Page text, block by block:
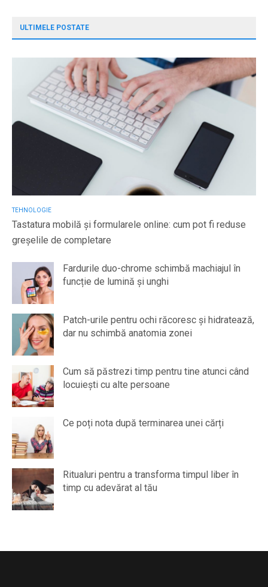
ULTIMELE POSTATE
TEHNOLOGIE
Tastatura mobilă și formularele online: cum pot fi reduse
greșelile de completare
Fardurile duo-chrome schimbă machiajul în
funcție de lumină și unghi
Patch-urile pentru ochi răcoresc și hidratează,
dar nu schimbă anatomia zonei
Cum să păstrezi timp pentru tine atunci când
locuiești cu alte persoane
Ce poți nota după terminarea unei cărți
Ritualuri pentru a transforma timpul liber în
timp cu adevărat al tău